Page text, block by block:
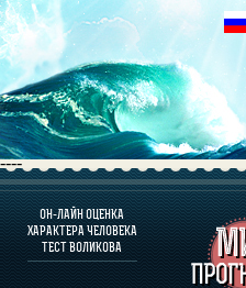
----
ОН-ЛАЙН ОЦЕНКА
ХАРАКТЕРА ЧЕЛОВЕКА
ТЕСТ ВОЛИКОВА
О
ОЦЕНКА
ОЦЕНКА ХАРАКТЕРА